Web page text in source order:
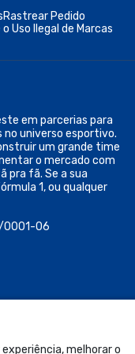
melhorar o
Rastrear Pedido
Uso Ilegal de Marcas
em parcerias para
universo esportivo.
um grande time
o mercado com
pra fã. Se a sua
1, ou qualquer
0001-06